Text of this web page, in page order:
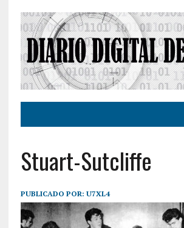
Stuart-Sutcliffe
PUBLICADO POR: U7XL4